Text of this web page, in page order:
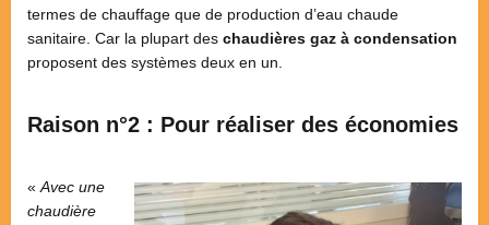
termes de chauffage que de production d’eau chaude
sanitaire. Car la plupart des chaudières gaz à condensation
proposent des systèmes deux en un.
Raison n°2 : Pour réaliser des économies
« Avec une
chaudière